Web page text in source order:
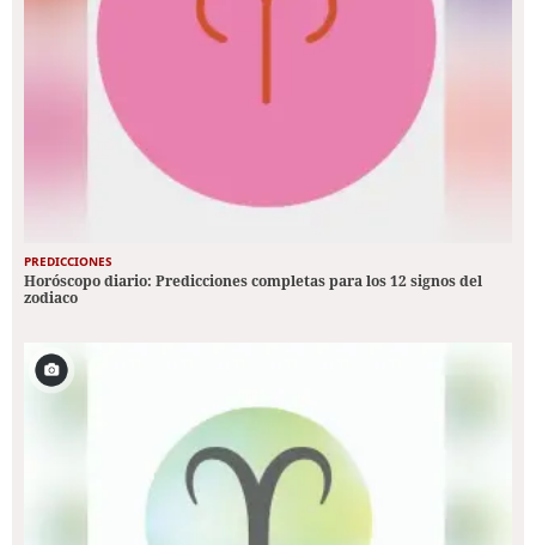
PREDICCIONES
Horóscopo diario: Predicciones completas para los 12 signos del
zodiaco